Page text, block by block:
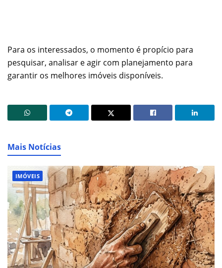
Para os interessados, o momento é propício para
pesquisar, analisar e agir com planejamento para
garantir os melhores imóveis disponíveis.
Mais Notícias
IMÓVEIS